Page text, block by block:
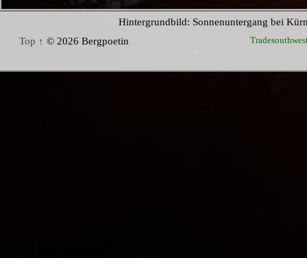
Hintergrundbild: Sonnenuntergang bei
Top ↑ © 2026 Bergpoetin